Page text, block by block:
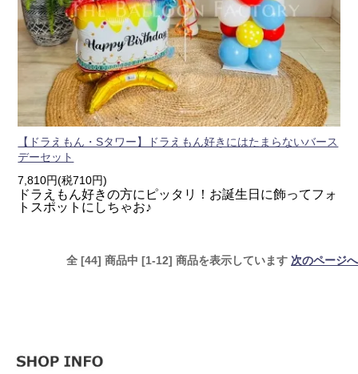
【ドラえもん・Sタワー】ドラえもん好きにはたまらないバース
デーセット
7,810円(税710円)
ドラえもん好きの方にピッタリ！お誕生日に飾ってフォ
トスポットにしちゃお♪
全 [44] 商品中 [1-12] 商品を表示しています 次のページへ